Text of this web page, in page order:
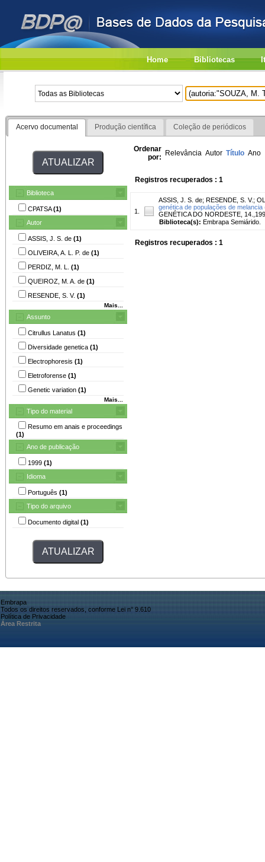
Home Bibliotecas
Acervo documental Produção científica Coleção de periódicos
Biblioteca
CPATSA(1)
Autor
ASSIS, J. S. de (1)
OLIVEIRA, A. L. P. de (1)
PERDIZ, M. L. (1)
QUEIROZ, M. A. de (1)
RESENDE, S. V. (1)
Mais...
Assunto
Citrullus Lanatus (1)
Diversidade genetica (1)
Electrophoresis (1)
Eletroforense (1)
Genetic variation (1)
Mais...
Tipo do material
Resumo em anais e proceedings
(1)
Ano de publicação
1999 (1)
Idioma
Português (1)
Tipo do arquivo
Documento digital (1)
Ordenar
por: Relevância Autor Título Ano
Registros recuperados : 1
1.
ASSIS, J. S. de; RESENDE, S. V.;
genética de populações de
GENÉTICA DO NORDESTE,
Biblioteca(s): Embrapa Semiárido.
Registros recuperados : 1
Embrapa
Todos os direitos reservados, conforme Lei n° 9.610
Política de Privacidade
Área Restrita